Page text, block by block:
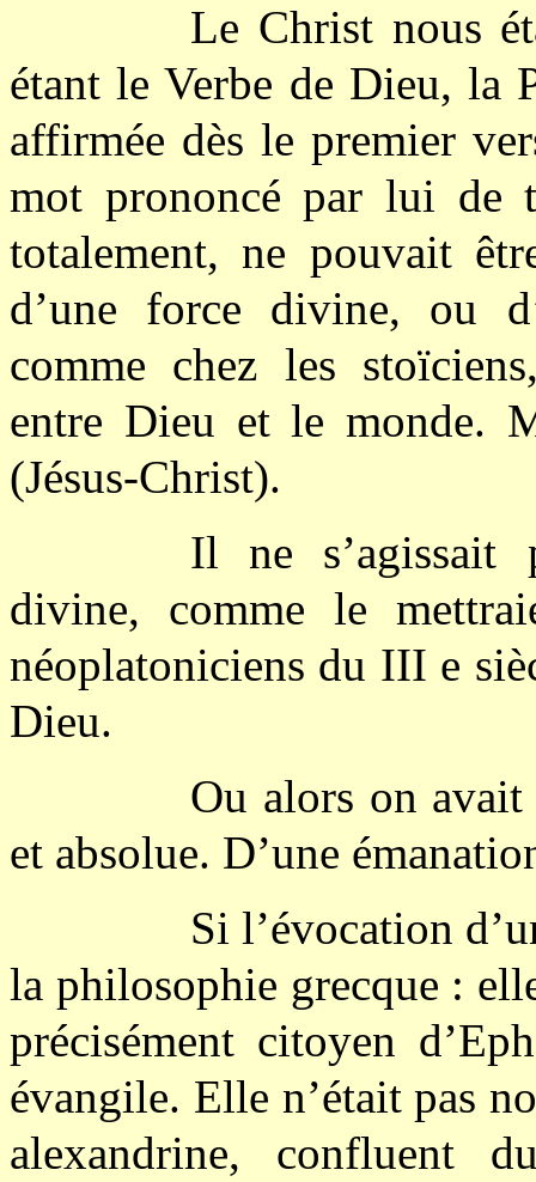
Le Christ nous
étant le Verbe de Dieu, la
affirmée dès le premier
mot prononcé par lui de
totalement, ne pouvait
d’une force divine, ou
comme chez les
entre Dieu et le monde.
(Jésus-Christ).
Il ne s’agissait
divine, comme le
néoplatoniciens du III e
Dieu.
Ou alors on avait
et absolue. D’une
Si l’évocation
la philosophie grecque :
précisément citoyen
évangile. Elle n’était pas
alexandrine, confluent